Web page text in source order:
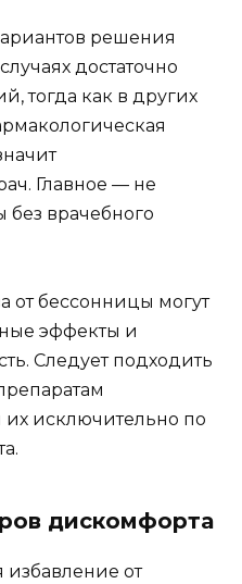
решения
достаточно
тогда как в других
Главное — не
без врачебного
от бессонницы могут
эффекты и
Следует подходить
их исключительно по
дискомфорта
от